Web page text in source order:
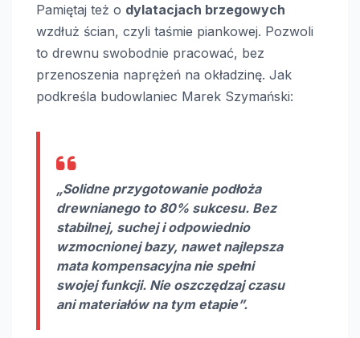
Pamiętaj też o dylatacjach brzegowych
wzdłuż ścian, czyli taśmie piankowej. Pozwoli
to drewnu swobodnie pracować, bez
przenoszenia naprężeń na okładzinę. Jak
podkreśla budowlaniec Marek Szymański:
„Solidne przygotowanie podłoża
drewnianego to 80% sukcesu. Bez
stabilnej, suchej i odpowiednio
wzmocnionej bazy, nawet najlepsza
mata kompensacyjna nie spełni
swojej funkcji. Nie oszczędzaj czasu
ani materiałów na tym etapie”.